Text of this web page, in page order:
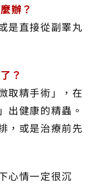
辦？
是直接從副睪丸
？
取精手術」，在
出健康的精蟲。
，或是治療前先
心情一定很沉